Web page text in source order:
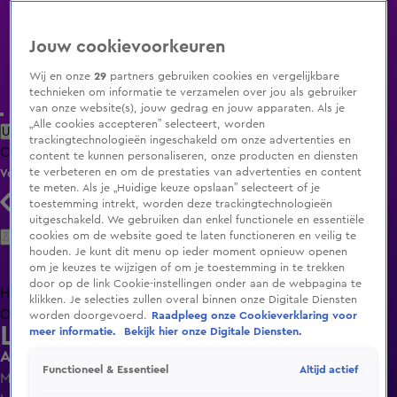
Uitzending Gemist Populaire programma's Zenders Genres
ClipsFilmsRadioSmart TV inlogShop
Volg KIJK
Zoeken
HomeUitzending Gemist Programma's De Bondgenoten
OranjezomerLivestreamsShop
Lang Leve de Liefde
Aii, ongemakkelijk...
Ma 11 mei, 11:45
Jouw cookievoorkeuren
Wij en onze29 partners gebruiken cookies en vergelijkbare
technieken om informatie te verzamelen over jou als gebruiker
van onze website(s), jouw gedrag en jouw apparaten. Als je
„Alle cookies accepteren” selecteert, worden
trackingtechnologieën ingeschakeld om onze advertenties en
content te kunnen personaliseren, onze producten en diensten
te verbeteren en om de prestaties van advertenties en content
te meten. Als je „Huidige keuze opslaan” selecteert of je
toestemming intrekt, worden deze trackingtechnologieën
uitgeschakeld. We gebruiken dan enkel functionele en essentiële
cookies om de website goed te laten functioneren en veilig te
houden. Je kunt dit menu op ieder moment opnieuw openen
om je keuzes te wijzigen of om je toestemming in te trekken
door op de link Cookie-instellingen onder aan de webpagina te
klikken. Je selecties zullen overal binnen onze Digitale Diensten
worden doorgevoerd.
Raadpleeg onze Cookieverklaring voor
meer informatie.
Bekijk hier onze Digitale Diensten.
Functioneel & Essentieel Altijd actief